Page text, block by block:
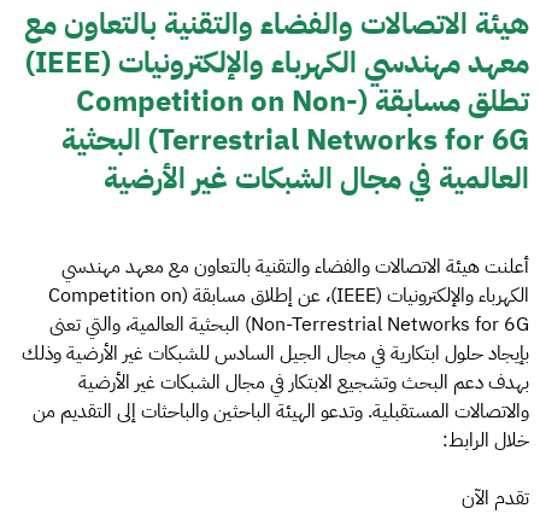
هيئة الاتصالات والفضاء والتقنية بالتعاون مع
معهد مهندسي الكهرباء والإلكترونيات (IEEE)
تطلق مسابقة (Competition on Non-
Terrestrial Networks for 6G) البحثية
العالمية في مجال الشبكات غير الأرضية
أعلنت هيئة الاتصالات والفضاء والتقنية بالتعاون مع معهد مهندسي
الكهرباء والإلكترونيات (IEEE)، عن إطلاق مسابقة (Competition on
Non-Terrestrial Networks for 6G) البحثية العالمية، والتي تعنى
بإيجاد حلول ابتكارية في مجال الجيل السادس للشبكات غير الأرضية وذلك
بهدف دعم البحث وتشجيع الابتكار في مجال الشبكات غير الأرضية
والاتصالات المستقبلية. وتدعو الهيئة الباحثين والباحثات إلى التقديم من
خلال الرابط:
تقدم الآن